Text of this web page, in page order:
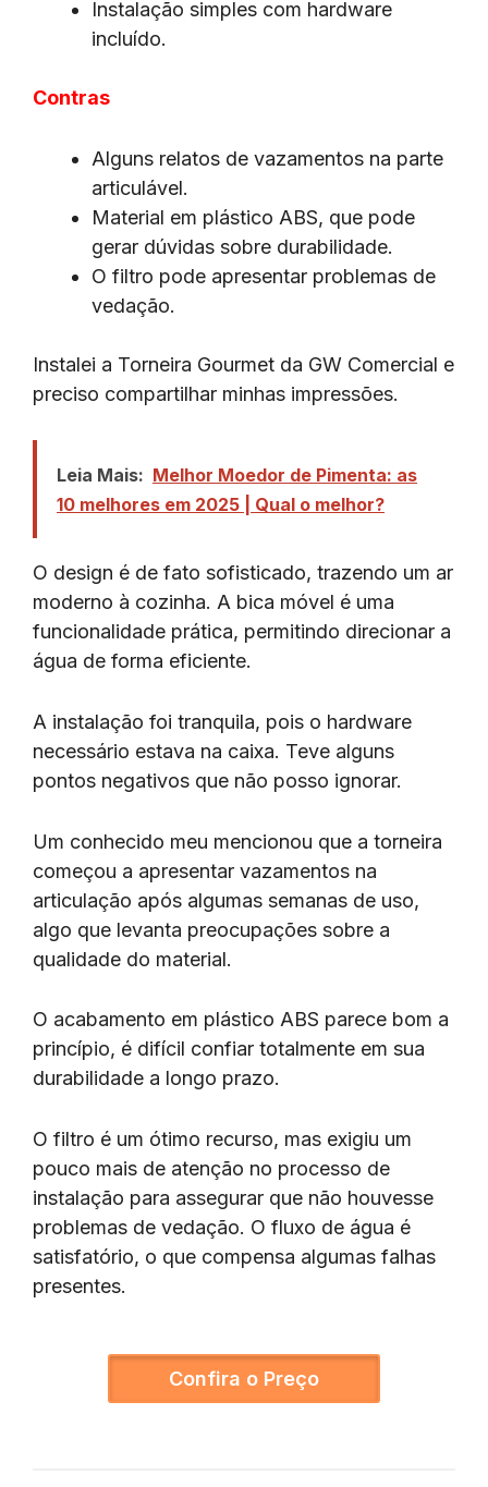
Instalação simples com hardware
incluído.
Contras
Alguns relatos de vazamentos na parte
articulável.
Material em plástico ABS, que pode
gerar dúvidas sobre durabilidade.
O filtro pode apresentar problemas de
vedação.
Instalei a Torneira Gourmet da GW Comercial e
preciso compartilhar minhas impressões.
Leia Mais: Melhor Moedor de Pimenta: as
10 melhores em 2025 | Qual o melhor?
O design é de fato sofisticado, trazendo um ar
moderno à cozinha. A bica móvel é uma
funcionalidade prática, permitindo direcionar a
água de forma eficiente.
A instalação foi tranquila, pois o hardware
necessário estava na caixa. Teve alguns
pontos negativos que não posso ignorar.
Um conhecido meu mencionou que a torneira
começou a apresentar vazamentos na
articulação após algumas semanas de uso,
algo que levanta preocupações sobre a
qualidade do material.
O acabamento em plástico ABS parece bom a
princípio, é difícil confiar totalmente em sua
durabilidade a longo prazo.
O filtro é um ótimo recurso, mas exigiu um
pouco mais de atenção no processo de
instalação para assegurar que não houvesse
problemas de vedação. O fluxo de água é
satisfatório, o que compensa algumas falhas
presentes.
Confira o Preço